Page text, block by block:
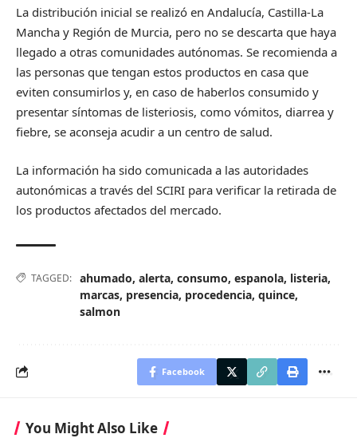
La distribución inicial se realizó en Andalucía, Castilla-La
Mancha y Región de Murcia, pero no se descarta que haya
llegado a otras comunidades autónomas. Se recomienda a
las personas que tengan estos productos en casa que
eviten consumirlos y, en caso de haberlos consumido y
presentar síntomas de listeriosis, como vómitos, diarrea y
fiebre, se aconseja acudir a un centro de salud.
La información ha sido comunicada a las autoridades
autonómicas a través del SCIRI para verificar la retirada de
los productos afectados del mercado.
TAGGED: ahumado, alerta, consumo, espanola, listeria,
marcas, presencia, procedencia, quince,
salmon
Facebook
You Might Also Like